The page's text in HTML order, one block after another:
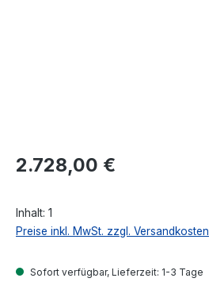
Regulärer Preis:
2.728,00 €
Inhalt: 1
Preise inkl. MwSt. zzgl. Versandkosten
Sofort verfügbar, Lieferzeit: 1-3 Tage